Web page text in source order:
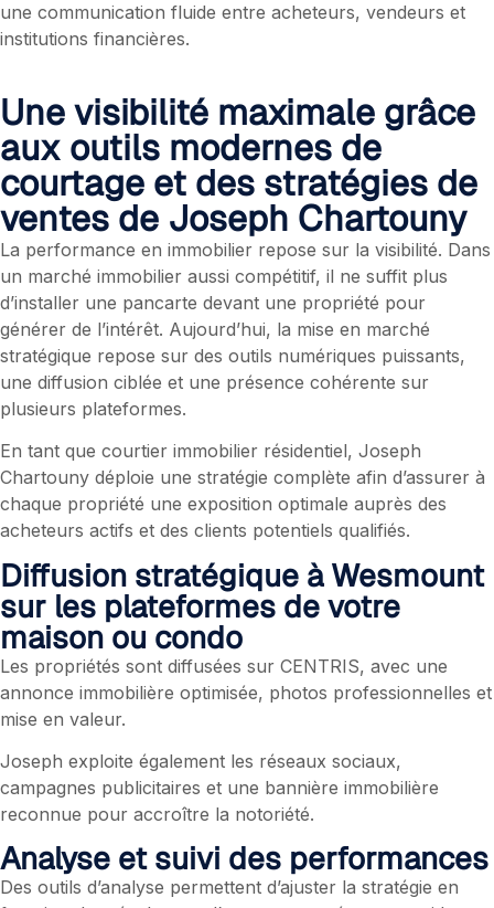
une communication fluide entre acheteurs, vendeurs et
institutions financières.
Une visibilité maximale grâce
aux outils modernes de
courtage et des stratégies de
ventes de Joseph Chartouny
La performance en immobilier repose sur la visibilité. Dans
un marché immobilier aussi compétitif, il ne suffit plus
d’installer une pancarte devant une propriété pour
générer de l’intérêt. Aujourd’hui, la mise en marché
stratégique repose sur des outils numériques puissants,
une diffusion ciblée et une présence cohérente sur
plusieurs plateformes.
En tant que courtier immobilier résidentiel, Joseph
Chartouny déploie une stratégie complète afin d’assurer à
chaque propriété une exposition optimale auprès des
acheteurs actifs et des clients potentiels qualifiés.
Diffusion stratégique à Wesmount
sur les plateformes de votre
maison ou condo
Les propriétés sont diffusées sur CENTRIS, avec une
annonce immobilière optimisée, photos professionnelles et
mise en valeur.
Joseph exploite également les réseaux sociaux,
campagnes publicitaires et une bannière immobilière
reconnue pour accroître la notoriété.
Analyse et suivi des performances
Des outils d’analyse permettent d’ajuster la stratégie en